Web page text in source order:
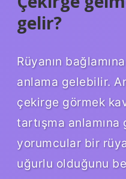
gelir?
Rüyanın
anlama gelebilir.
çekirge görmek
tartışma
yorumcular bir
uğurlu olduğunu